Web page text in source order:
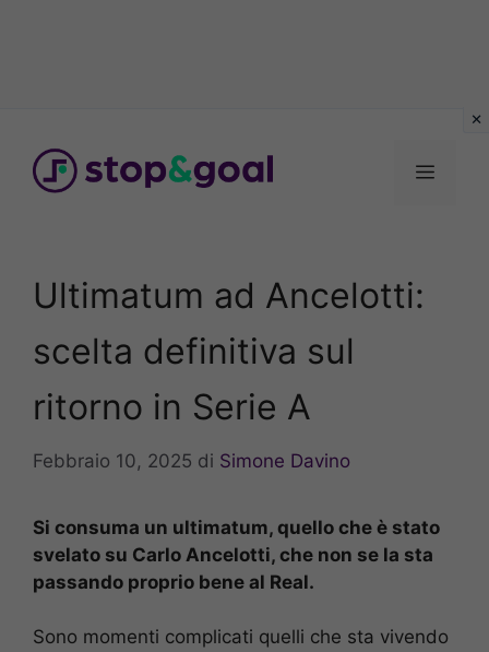
contenuto
Menu
Ultimatum ad Ancelotti:
scelta definitiva sul
ritorno in Serie A
Febbraio 10, 2025 di Simone Davino
Si consuma un ultimatum, quello che è stato
svelato su Carlo Ancelotti, che non se la sta
passando proprio bene al Real.
Sono momenti complicati quelli che sta vivendo